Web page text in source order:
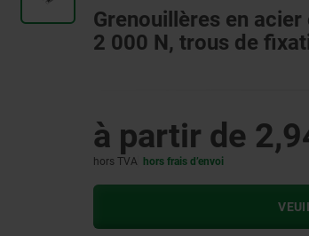
Grenouillères en
2 000 N, trous de
à partir de
hors TVA hors frais d’envoi